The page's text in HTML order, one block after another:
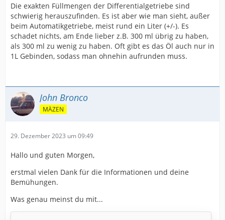
Die exakten Füllmengen der Differentialgetriebe sind
schwierig herauszufinden. Es ist aber wie man sieht, außer
beim Automatikgetriebe, meist rund ein Liter (+/-). Es
schadet nichts, am Ende lieber z.B. 300 ml übrig zu haben,
als 300 ml zu wenig zu haben. Oft gibt es das Öl auch nur in
1L Gebinden, sodass man ohnehin aufrunden muss.
John Bronco
MÄZEN
29. Dezember 2023 um 09:49
Hallo und guten Morgen,
erstmal vielen Dank für die Informationen und deine
Bemühungen.
Was genau meinst du mit...